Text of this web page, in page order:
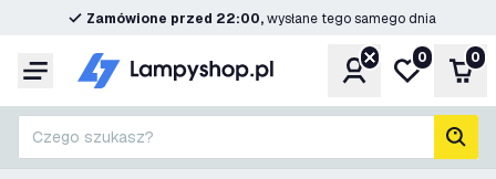
Zamówione przed 22:00,wysłane tego samego dnia
Menu KontoMoja lista
0 0
Czego szukasz?